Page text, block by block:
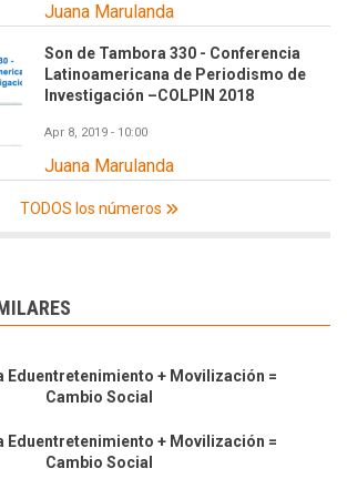
Juana Marulanda
Son de Tambora 330 - Conferencia
Latinoamericana de Periodismo de
Investigación –COLPIN 2018
Apr 8, 2019 - 10:00
Juana Marulanda
TODOS los números
Eduentretenimiento + Movilización =
Cambio Social
Eduentretenimiento + Movilización =
Cambio Social